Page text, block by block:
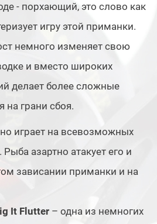
- порхающий, это слово как
игру этой приманки.
немного изменяет свою
и вместо широких
делает более сложные
на грани сбоя.
играет на всевозможных
азартно атакует его и
зависании приманки и на
It Flutter – одна из немногих